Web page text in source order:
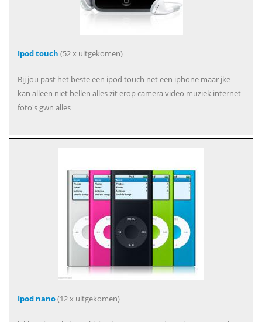
Ipod touch (52 x uitgekomen)
Bij jou past het beste een ipod touch net een iphone maar jke
kan alleen niet bellen alles zit erop camera video muziek internet
foto's gwn alles
Ipod nano(12 x uitgekomen)